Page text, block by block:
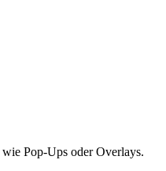
Pop-Ups oder Overlays.